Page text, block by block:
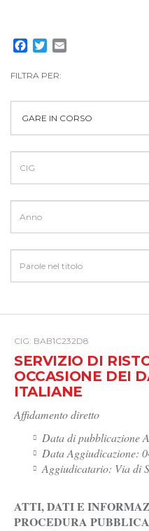
Facebook
Twitter
FILTRA PER:
GARE IN CORSO
CIG: BAB1C232D8
SERVIZIO DI
OCCASIONE DEI
ITALIANE
Affidamento diretto
Data di pubblicazione
Data Aggiudicazione:
Aggiudicatario: Via di
ATTI, DATI E
PROCEDURA